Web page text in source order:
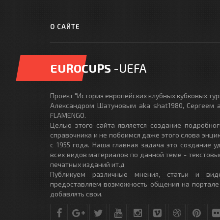
О САЙТЕ
EUROCUPS -UEFA
Проект "История европейских клубных кубковых
Александром Шатуновым aka shat1980, Сергеем
FLAMENGO.
Целью этого сайта является создание
справочника и не побоимся даже этого слова
с 1955 года. Наша главная задача это создание
всех видов материалов по данной теме -
печатных изданий ит.д
Публикуем различные мнения, статьи и
предоставляем возможность общения на
добавлять свои.